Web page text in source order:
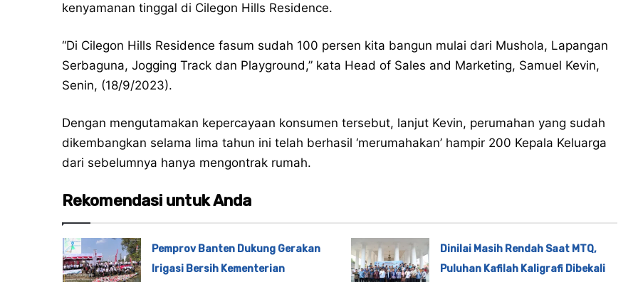
kenyamanan tinggal di Cilegon Hills Residence.
“Di Cilegon Hills Residence fasum sudah 100 persen kita bangun mulai dari Mushola, Lapangan
Serbaguna, Jogging Track dan Playground,” kata Head of Sales and Marketing, Samuel Kevin,
Senin, (18/9/2023).
Dengan mengutamakan kepercayaan konsumen tersebut, lanjut Kevin, perumahan yang sudah
dikembangkan selama lima tahun ini telah berhasil ‘merumahakan’ hampir 200 Kepala Keluarga
dari sebelumnya hanya mengontrak rumah.
Rekomendasi untuk Anda
Pemprov Banten Dukung Gerakan
Irigasi Bersih Kementerian
Dinilai Masih Rendah Saat MTQ,
Puluhan Kafilah Kaligrafi Dibekali